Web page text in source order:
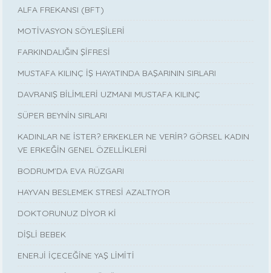
ALFA FREKANSI (BFT)
MOTİVASYON SÖYLEŞİLERİ
FARKINDALIĞIN ŞİFRESİ
MUSTAFA KILINÇ İŞ HAYATINDA BAŞARININ SIRLARI
DAVRANIŞ BİLİMLERİ UZMANI MUSTAFA KILINÇ
SÜPER BEYNİN SIRLARI
KADINLAR NE İSTER? ERKEKLER NE VERİR? GÖRSEL KADIN
VE ERKEĞİN GENEL ÖZELLİKLERİ
BODRUM’DA EVA RÜZGARI
HAYVAN BESLEMEK STRESİ AZALTIYOR
DOKTORUNUZ DİYOR Kİ
DİŞLİ BEBEK
ENERJİ İÇECEĞİNE YAŞ LİMİTİ